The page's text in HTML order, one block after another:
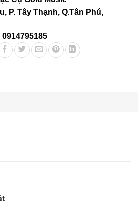
P. Tây Thạnh, Q.Tân Phú,